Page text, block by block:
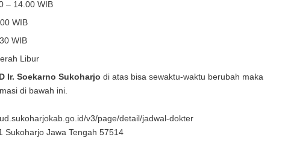
– 14.00 WIB
WIB
WIB
Libur
Ir. Soekarno Sukoharjo di atas bisa sewaktu-waktu berubah maka
di bawah ini.
v3/page/detail/jadwal-dokter
Sukoharjo Jawa Tengah 57514